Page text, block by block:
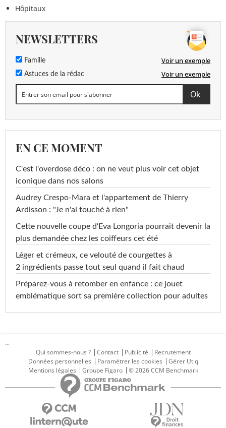
Hôpitaux
NEWSLETTERS
Famille Voir un exemple
Astuces de la rédac Voir un exemple
EN CE MOMENT
C'est l'overdose déco : on ne veut plus voir cet objet
iconique dans nos salons
Audrey Crespo-Mara et l'appartement de Thierry
Ardisson : "Je n'ai touché à rien"
Cette nouvelle coupe d'Eva Longoria pourrait devenir la
plus demandée chez les coiffeurs cet été
Léger et crémeux, ce velouté de courgettes à
2 ingrédients passe tout seul quand il fait chaud
Préparez-vous à retomber en enfance : ce jouet
emblématique sort sa première collection pour adultes
...
Qui sommes-nous ?
Contact Publicité
Recrutement
Données personnelles
Paramétrer les cookies
Gérer Utiq
Mentions légales
Groupe Figaro © 2026 CCM Benchmark